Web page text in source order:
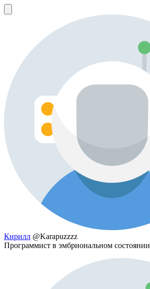
Кирилл @Karapuzzzz
Программист в эмбриональном состоянии